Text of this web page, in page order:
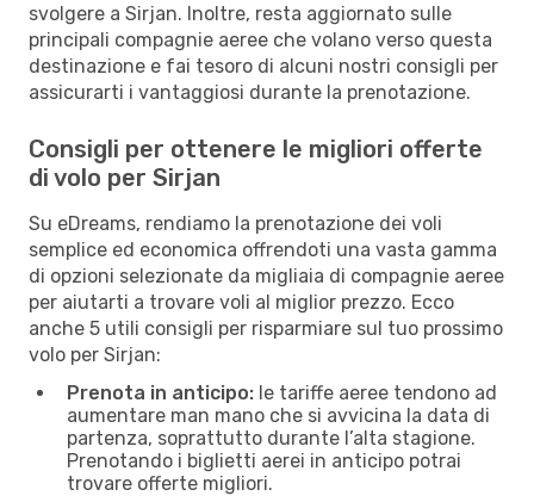
svolgere a Sirjan. Inoltre, resta aggiornato sulle
principali compagnie aeree che volano verso questa
destinazione e fai tesoro di alcuni nostri consigli per
assicurarti i vantaggiosi durante la prenotazione.
Consigli per ottenere le migliori offerte
di volo per Sirjan
Su eDreams, rendiamo la prenotazione dei voli
semplice ed economica offrendoti una vasta gamma
di opzioni selezionate da migliaia di compagnie aeree
per aiutarti a trovare voli al miglior prezzo. Ecco
anche 5 utili consigli per risparmiare sul tuo prossimo
volo per Sirjan:
Prenota in anticipo: le tariffe aeree tendono ad
aumentare man mano che si avvicina la data di
partenza, soprattutto durante l’alta stagione.
Prenotando i biglietti aerei in anticipo potrai
trovare offerte migliori.